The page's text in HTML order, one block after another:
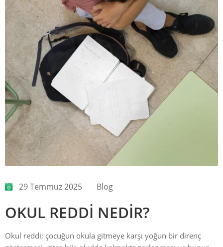
29 Temmuz 2025 Blog
OKUL REDDİ NEDİR?
Okul reddi; çocuğun okula gitmeye karşı yoğun bir direnç